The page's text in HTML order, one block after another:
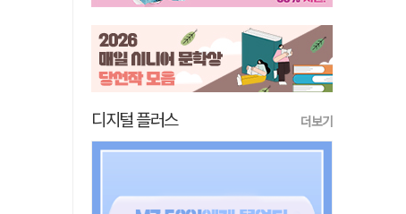
디지털 플러스 더보기